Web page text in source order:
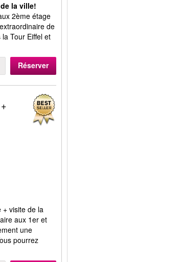
la ville!
2ème étage
de
Tour Eiffel et
Réserver
+ visite de la
aux 1er et
une
pourrez